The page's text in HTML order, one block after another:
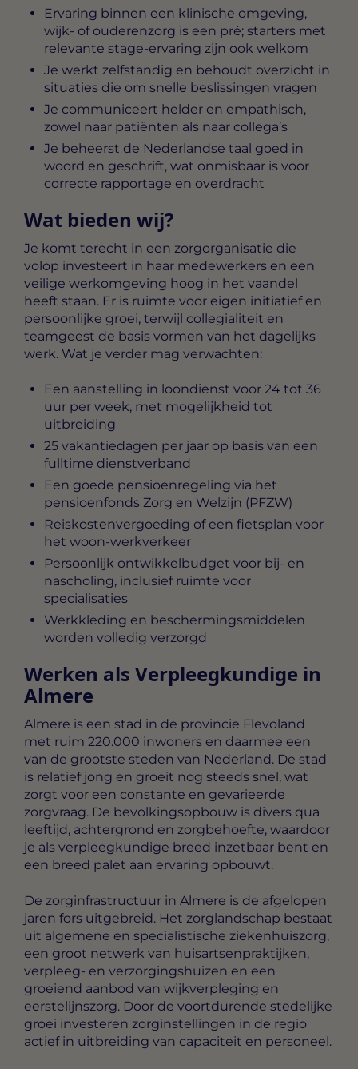
Ervaring binnen een klinische omgeving,
wijk- of ouderenzorg is een pré; starters met
relevante stage-ervaring zijn ook welkom
Je werkt zelfstandig en behoudt overzicht in
situaties die om snelle beslissingen vragen
Je communiceert helder en empathisch,
zowel naar patiënten als naar collega’s
Je beheerst de Nederlandse taal goed in
woord en geschrift, wat onmisbaar is voor
correcte rapportage en overdracht
Wat bieden wij?
Je komt terecht in een zorgorganisatie die
volop investeert in haar medewerkers en een
veilige werkomgeving hoog in het vaandel
heeft staan. Er is ruimte voor eigen initiatief en
persoonlijke groei, terwijl collegialiteit en
teamgeest de basis vormen van het dagelijks
werk. Wat je verder mag verwachten:
Een aanstelling in loondienst voor 24 tot 36
uur per week, met mogelijkheid tot
uitbreiding
25 vakantiedagen per jaar op basis van een
fulltime dienstverband
Een goede pensioenregeling via het
pensioenfonds Zorg en Welzijn (PFZW)
Reiskostenvergoeding of een fietsplan voor
het woon-werkverkeer
Persoonlijk ontwikkelbudget voor bij- en
nascholing, inclusief ruimte voor
specialisaties
Werkkleding en beschermingsmiddelen
worden volledig verzorgd
Werken als Verpleegkundige in
Almere
Almere is een stad in de provincie Flevoland
met ruim 220.000 inwoners en daarmee een
van de grootste steden van Nederland. De stad
is relatief jong en groeit nog steeds snel, wat
zorgt voor een constante en gevarieerde
zorgvraag. De bevolkingsopbouw is divers qua
leeftijd, achtergrond en zorgbehoefte, waardoor
je als verpleegkundige breed inzetbaar bent en
een breed palet aan ervaring opbouwt.
De zorginfrastructuur in Almere is de afgelopen
jaren fors uitgebreid. Het zorglandschap bestaat
uit algemene en specialistische ziekenhuiszorg,
een groot netwerk van huisartsenpraktijken,
verpleeg- en verzorgingshuizen en een
groeiend aanbod van wijkverpleging en
eerstelijnszorg. Door de voortdurende stedelijke
groei investeren zorginstellingen in de regio
actief in uitbreiding van capaciteit en personeel.